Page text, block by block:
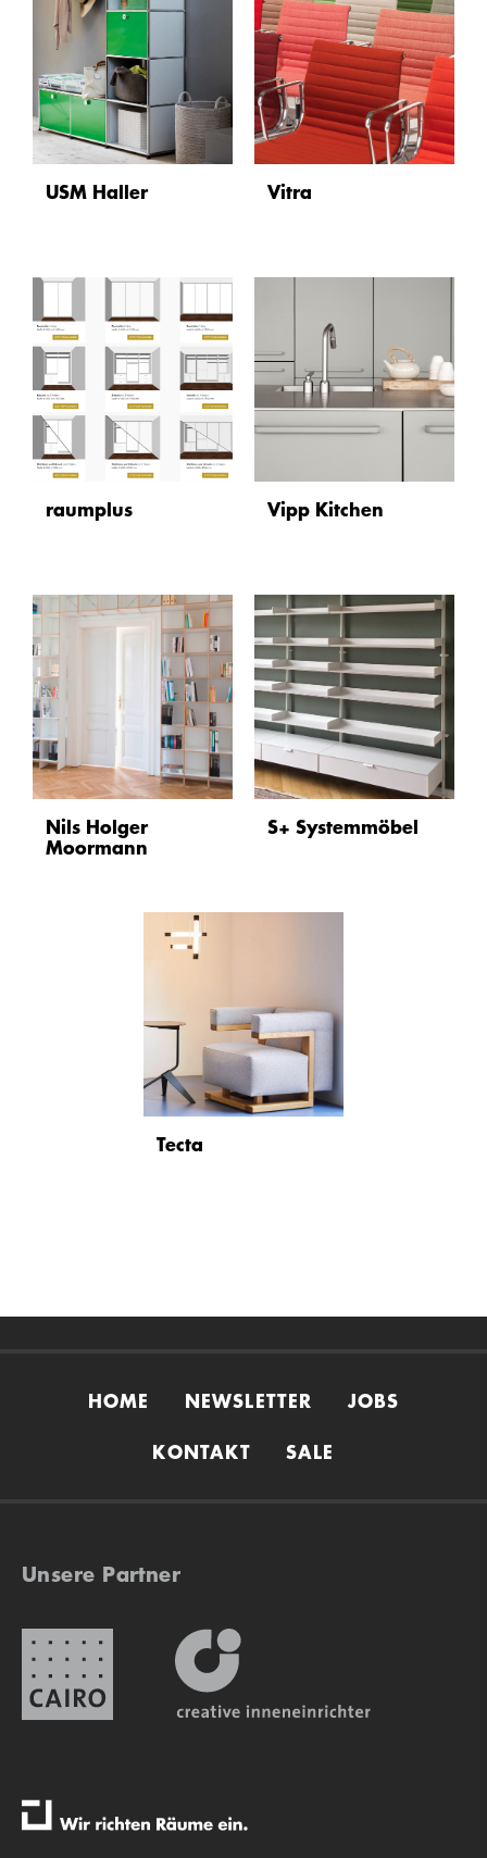
USM Haller Vitra
raumplus Vipp Kitchen
Nils Holger
Moormann
S+ Systemmöbel
Tecta
HOME NEWSLETTER JOBS
KONTAKT SALE
Unsere Partner